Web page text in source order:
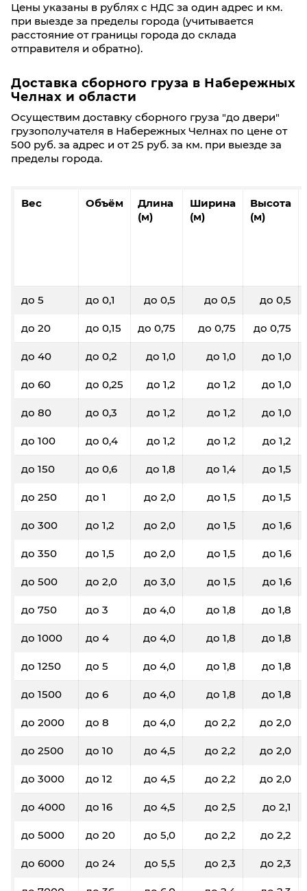
Цены указаны в рублях с НДС за один адрес и км.
при выезде за пределы города (учитывается
расстояние от границы города до склада
отправителя и обратно).
Доставка сборного груза в Набережных
Челнах и области
Осуществим доставку сборного груза "до двери"
грузополучателя в Набережных Челнах по цене от
500 руб. за адрес и от 25 руб. за км. при выезде за
пределы города.
Вес Объём
Длина
(м)
Ширина
(м)
Высота
(м)
до 5 до 0,1 до 0,5 до 0,5 до 0,5
до 20 до 0,15 до 0,75 до 0,75 до 0,75
до 40 до 0,2 до 1,0 до 1,0 до 1,0
до 60 до 0,25 до 1,2 до 1,2 до 1,0
до 80 до 0,3 до 1,2 до 1,2 до 1,0
до 100 до 0,4 до 1,2 до 1,2 до 1,2
до 150 до 0,6 до 1,8 до 1,4 до 1,5
до 250 до 1 до 2,0 до 1,5 до 1,5
до 300 до 1,2 до 2,0 до 1,5 до 1,6
до 350 до 1,5 до 2,0 до 1,5 до 1,6
до 500 до 2,0 до 3,0 до 1,5 до 1,6
до 750 до 3 до 4,0 до 1,8 до 1,8
до 1000 до 4 до 4,0 до 1,8 до 1,8
до 1250 до 5 до 4,0 до 1,8 до 1,8
до 1500 до 6 до 4,0 до 1,8 до 1,8
до 2000 до 8 до 4,0 до 2,2 до 2,0
до 2500 до 10 до 4,5 до 2,2 до 2,0
до 3000 до 12 до 4,5 до 2,2 до 2,0
до 4000 до 16 до 4,5 до 2,5 до 2,1
до 5000 до 20 до 5,0 до 2,2 до 2,2
до 6000 до 24 до 5,5 до 2,3 до 2,3